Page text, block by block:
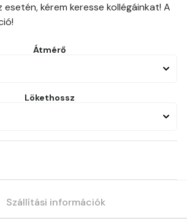
kérem keresse kollégáinkat! A
Átmérő
Lökethossz
Szállítási információk